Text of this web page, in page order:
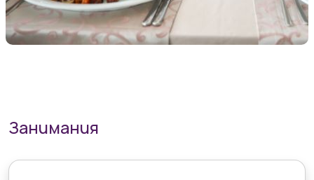
Занимания